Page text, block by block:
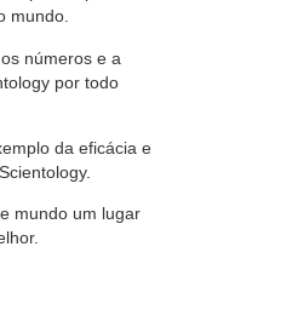
mundo.
números e a
por todo
da eficácia e
mundo um lugar